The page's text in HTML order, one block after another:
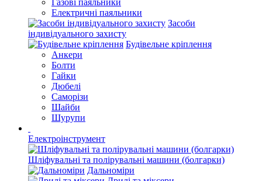
Газові паяльники
Електричні паяльники
Засоби
індивідуального захисту
Будівельне кріплення
Анкери
Болти
Гайки
Дюбелі
Саморізи
Шайби
Шурупи
Електроінструмент
Шліфувальні та полірувальні машини (болгарки)
Дальноміри